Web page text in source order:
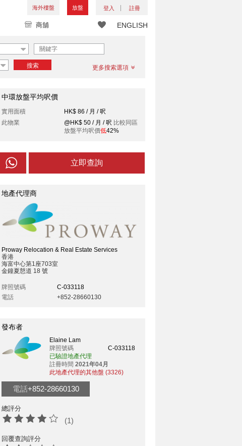
海外樓盤 放盤 登入 註冊
ENGLISH
商舖
搜索 更多搜索選項
中環放盤平均呎價
實用面積
HK$ 86 / 月 / 呎
此物業
@HK$ 50 / 月 / 呎 比較同區
放盤平均呎價低42%
立即查詢
地產代理商
Proway Relocation & Real Estate Services
香港
海富中心第1座703室
金鐘夏慤道 18 號
牌照號碼
C-033118
電話
+852-28660130
發布者
Elaine Lam
牌照號碼
C-033118
已驗證地產代理
註冊時間 2021年04月
此地產代理的其他盤 (3326)
電話+852-28660130
總評分
(1)
回覆查詢評分